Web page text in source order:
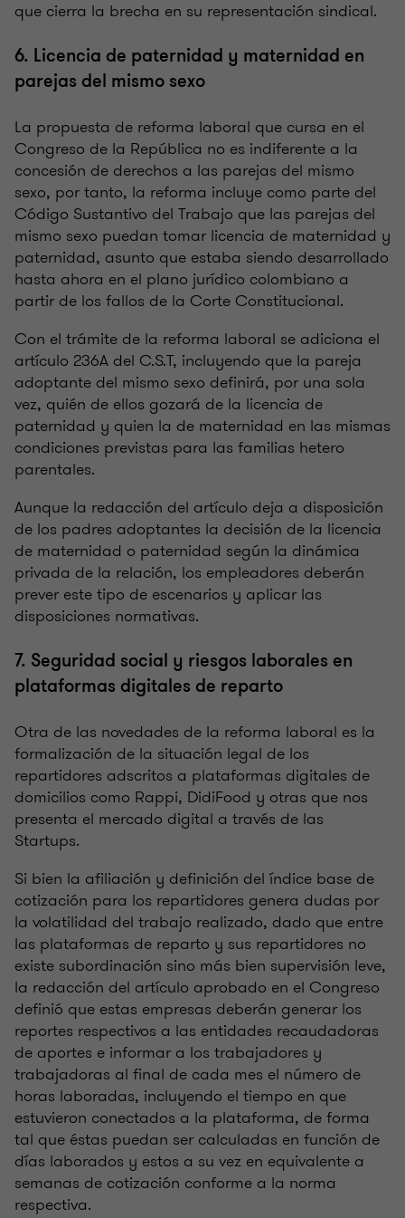
que cierra la brecha en su representación sindical.
6. Licencia de paternidad y maternidad en
parejas del mismo sexo
La propuesta de reforma laboral que cursa en el
Congreso de la República no es indiferente a la
concesión de derechos a las parejas del mismo
sexo, por tanto, la reforma incluye como parte del
Código Sustantivo del Trabajo que las parejas del
mismo sexo puedan tomar licencia de maternidad y
paternidad, asunto que estaba siendo desarrollado
hasta ahora en el plano jurídico colombiano a
partir de los fallos de la Corte Constitucional.
Con el trámite de la reforma laboral se adiciona el
artículo 236A del C.S.T, incluyendo que la pareja
adoptante del mismo sexo definirá, por una sola
vez, quién de ellos gozará de la licencia de
paternidad y quien la de maternidad en las mismas
condiciones previstas para las familias hetero
parentales.
Aunque la redacción del artículo deja a disposición
de los padres adoptantes la decisión de la licencia
de maternidad o paternidad según la dinámica
privada de la relación, los empleadores deberán
prever este tipo de escenarios y aplicar las
disposiciones normativas.
7. Seguridad social y riesgos laborales en
plataformas digitales de reparto
Otra de las novedades de la reforma laboral es la
formalización de la situación legal de los
repartidores adscritos a plataformas digitales de
domicilios como Rappi, DidiFood y otras que nos
presenta el mercado digital a través de las
Startups.
Si bien la afiliación y definición del índice base de
cotización para los repartidores genera dudas por
la volatilidad del trabajo realizado, dado que entre
las plataformas de reparto y sus repartidores no
existe subordinación sino más bien supervisión leve,
la redacción del artículo aprobado en el Congreso
definió que estas empresas deberán generar los
reportes respectivos a las entidades recaudadoras
de aportes e informar a los trabajadores y
trabajadoras al final de cada mes el número de
horas laboradas, incluyendo el tiempo en que
estuvieron conectados a la plataforma, de forma
tal que éstas puedan ser calculadas en función de
días laborados y estos a su vez en equivalente a
semanas de cotización conforme a la norma
respectiva.